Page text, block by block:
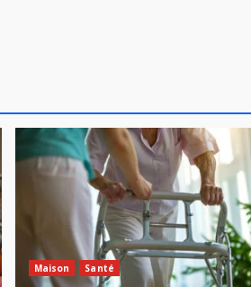
Maison Santé